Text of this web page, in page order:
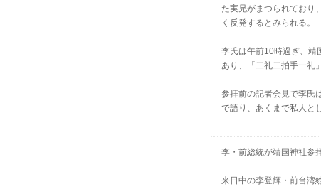
た実兄がまつられており
く反発するとみられる。
李氏は午前10時過ぎ、靖
あり、「二礼二拍手一礼
参拝前の記者会見で李氏
で語り、あくまで私人と
李・前総統が靖国神社参
来日中の李登輝・前台湾